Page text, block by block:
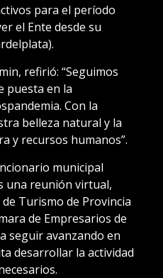
para el período
el Ente desde su
refirió: “Seguimos
puesta en la
Con la
belleza natural y la
y recursos humanos”.
municipal
una reunión virtual,
Turismo de Provincia
de Empresarios de
seguir avanzando en
desarrollar la actividad